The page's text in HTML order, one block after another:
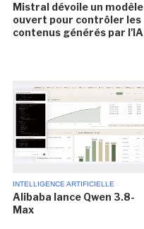
Mistral dévoile un modèle
ouvert pour contrôler les
contenus générés par l'IA
INTELLIGENCE ARTIFICIELLE
Alibaba lance Qwen 3.8-
Max